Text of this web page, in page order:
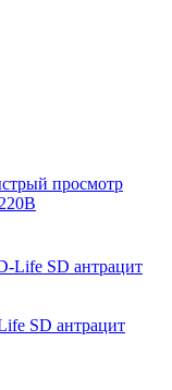
просмотр
SD антрацит